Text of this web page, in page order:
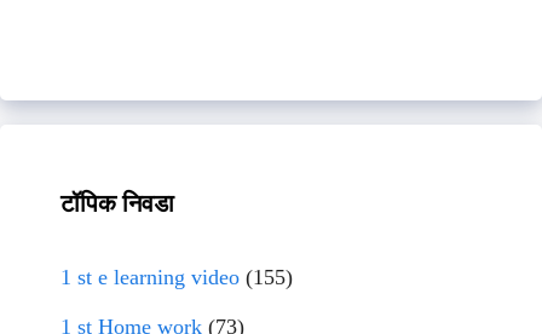
टॉपिक निवडा
1 st e learning video (155)
1 st Home work (73)